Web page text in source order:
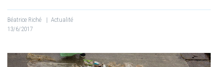
Béatrice Riché | Actualité
13/6/2017